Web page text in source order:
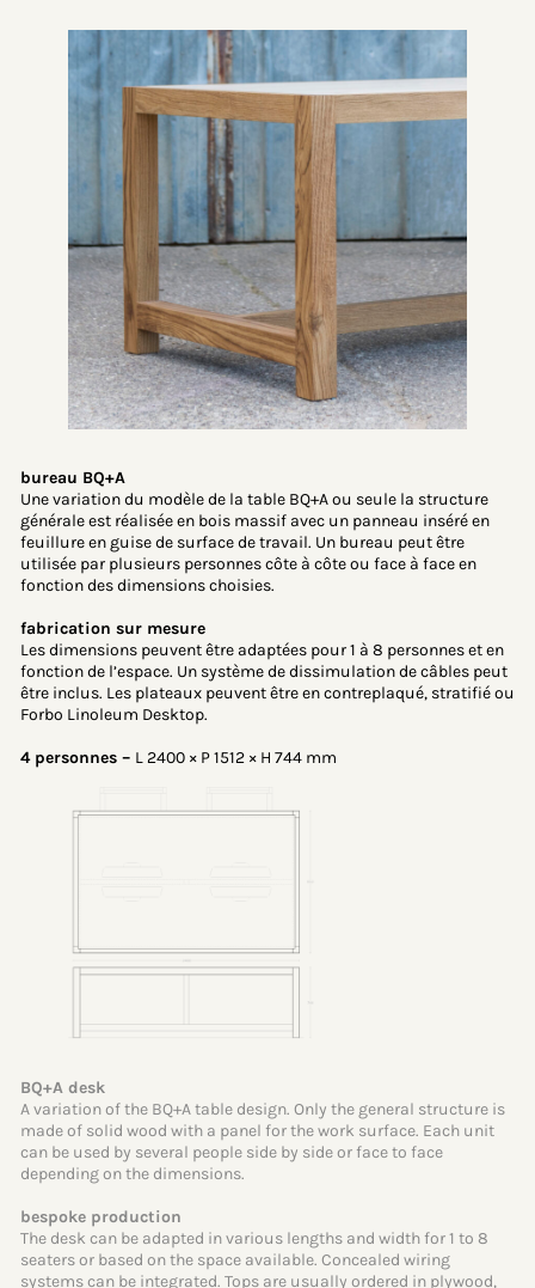
bureau BQ+A
Une variation du modèle de la table BQ+A ou seule la structure
générale est réalisée en bois massif avec un panneau inséré en
feuillure en guise de surface de travail. Un bureau peut être
utilisée par plusieurs personnes côte à côte ou face à face en
fonction des dimensions choisies.
fabrication sur mesure
Les dimensions peuvent être adaptées pour 1 à 8 personnes et en
fonction de l’espace. Un système de dissimulation de câbles peut
être inclus. Les plateaux peuvent être en contreplaqué, stratifié ou
Forbo Linoleum Desktop.
4 personnes – L 2400 × P 1512 × H 744 mm
BQ+A desk
A variation of the BQ+A table design. Only the general structure is
made of solid wood with a panel for the work surface. Each unit
can be used by several people side by side or face to face
depending on the dimensions.
bespoke production
The desk can be adapted in various lengths and width for 1 to 8
seaters or based on the space available. Concealed wiring
systems can be integrated. Tops are usually ordered in plywood,